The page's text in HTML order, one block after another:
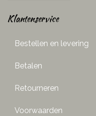
Klantenservice
Bestellen en levering
Betalen
Retourneren
Voorwaarden